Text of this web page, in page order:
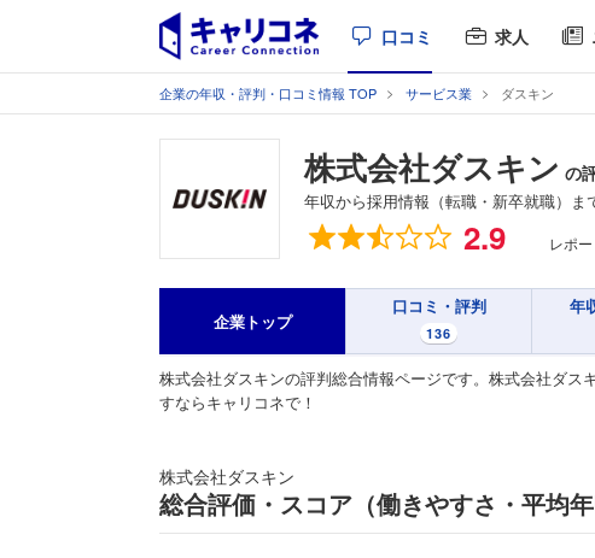
口コミ 求人
企業の年収・評判・口コミ情報 TOP サービス業 ダスキン
株式会社ダスキン の
年収から採用情報（転職・新卒就職）ま
総合評価 2.9 レポ
企業トップ
口コミ・評判
136
年
株式会社ダスキンの評判総合情報ページです。株式会社ダ
すならキャリコネで！
株式会社ダスキン
総合評価・スコア（働きやすさ・平均年